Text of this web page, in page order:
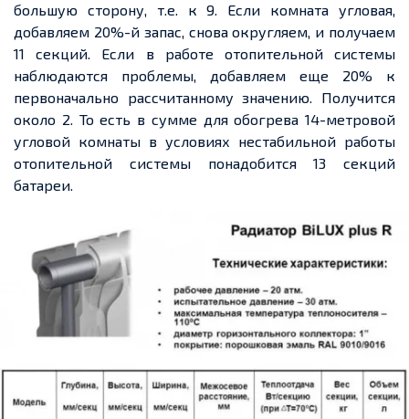
большую сторону, т.е. к 9. Если комната угловая,
добавляем 20%-й запас, снова округляем, и получаем
11 секций. Если в работе отопительной системы
наблюдаются проблемы, добавляем еще 20% к
первоначально рассчитанному значению. Получится
около 2. То есть в сумме для обогрева 14-метровой
угловой комнаты в условиях нестабильной работы
отопительной системы понадобится 13 секций
батареи.